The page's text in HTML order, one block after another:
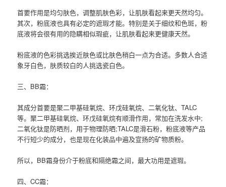
首要作用是均匀肤色，调整肌肤色彩，让肌肤看起来更天然均匀。
其次，粉底液也具有必定的遮瑕才能。特别是关于细纹和色斑，粉
底液将会很有用的隐瞒相似瑕疵，让肌肤看起来更健康天然。
粉底液的色彩挑选挨近肤色或比肤色稍白一点为合适。多数人合适
象牙白色，肤质较白的人挑选瓷白色。
三、BB霜：
其成分首要是聚二甲基硅氧烷、环戊硅氧烷、二氧化钛、TALC
等。聚二甲基硅氧烷、环戊硅氧烷有顺滑作用，常加在洗发水中;
二氧化钛是防晒剂，用于物理防晒;TALC是滑石粉，粉底液等产品
不行短少的成分，也是现在化装品中遍及宣扬的矿物质粉。
所以，BB霜身份介于粉底和隔绝霜之间，最大功用是遮瑕。
四、CC霜：